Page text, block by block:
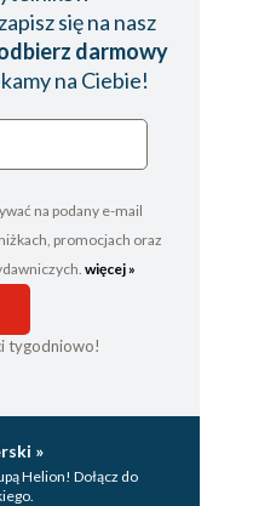
się na nasz
darmowy
na Ciebie!
na podany e-mail
promocjach oraz
więcej »
tygodniowo!
»
Helion! Dołącz do